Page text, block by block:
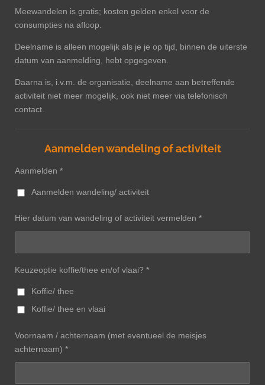
Meewandelen is gratis; kosten gelden enkel voor de
consumpties na afloop.
Deelname is alleen mogelijk als je je op tijd, binnen de uiterste
datum van aanmelding, hebt opgegeven.
Daarna is, i.v.m. de organisatie, deelname aan betreffende
activiteit niet meer mogelijk, ook niet meer via telefonisch
contact.
Aanmelden wandeling of activiteit
Aanmelden *
Aanmelden wandeling/ activiteit
Hier datum van wandeling of activiteit vermelden *
Keuzeoptie koffie/thee en/of vlaai? *
Koffie/ thee
Koffie/ thee en vlaai
Voornaam / achternaam (met eventueel de meisjes
achternaam) *